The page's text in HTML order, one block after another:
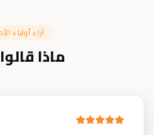
آراء أولياء
ماذا